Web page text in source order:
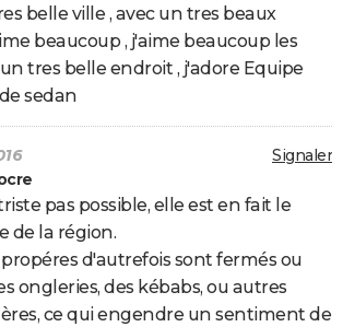
belle ville , avec un tres beaux
beaucoup , j'aime beaucoup les
tres belle endroit , j'adore Equipe
sedan
Signaler
pas possible, elle est en fait le
de la région.
d'autrefois sont fermés ou
ongleries, des kébabs, ou autres
ce qui engendre un sentiment de